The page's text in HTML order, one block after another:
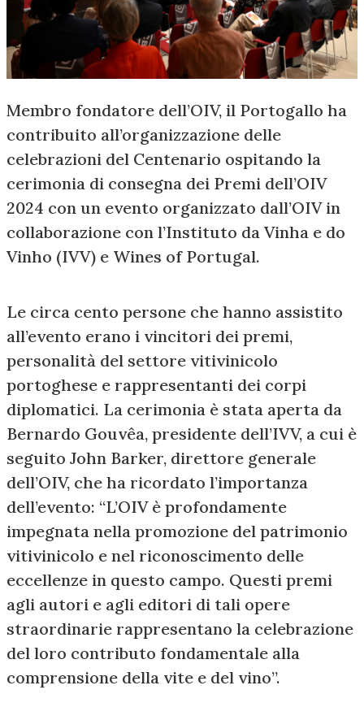
Membro fondatore dell’OIV, il Portogallo ha
contribuito all’organizzazione delle
celebrazioni del Centenario ospitando la
cerimonia di consegna dei Premi dell’OIV
2024 con un evento organizzato dall’OIV in
collaborazione con l’Instituto da Vinha e do
Vinho (IVV) e Wines of Portugal.
Le circa cento persone che hanno assistito
all’evento erano i vincitori dei premi,
personalità del settore vitivinicolo
portoghese e rappresentanti dei corpi
diplomatici. La cerimonia è stata aperta da
Bernardo Gouvêa, presidente dell’IVV, a cui è
seguito John Barker, direttore generale
dell’OIV, che ha ricordato l’importanza
dell’evento: “L’OIV è profondamente
impegnata nella promozione del patrimonio
vitivinicolo e nel riconoscimento delle
eccellenze in questo campo. Questi premi
agli autori e agli editori di tali opere
straordinarie rappresentano la celebrazione
del loro contributo fondamentale alla
comprensione della vite e del vino”.